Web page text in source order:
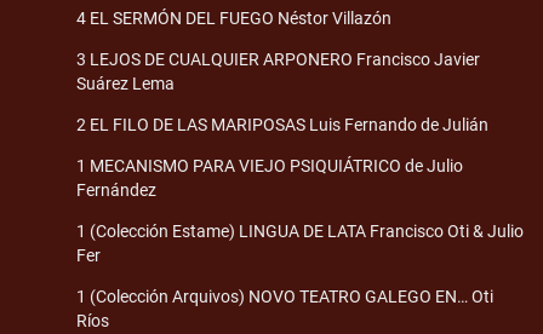
4 EL SERMÓN DEL FUEGO Néstor Villazón
3 LEJOS DE CUALQUIER ARPONERO Francisco Javier
Suárez Lema
2 EL FILO DE LAS MARIPOSAS Luis Fernando de Julián
1 MECANISMO PARA VIEJO PSIQUIÁTRICO de Julio
Fernández
1 (Colección Estame) LINGUA DE LATA Francisco Oti & Julio
Fer
1 (Colección Arquivos) NOVO TEATRO GALEGO EN… Oti
Ríos